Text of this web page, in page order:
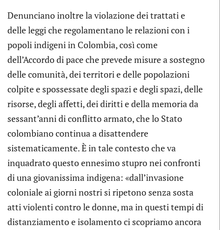
Denunciano inoltre la violazione dei trattati e
delle leggi che regolamentano le relazioni con i
popoli indigeni in Colombia, così come
dell’Accordo di pace che prevede misure a sostegno
delle comunità, dei territori e delle popolazioni
colpite e spossessate degli spazi e degli spazi, delle
risorse, degli affetti, dei diritti e della memoria da
sessant’anni di conflitto armato, che lo Stato
colombiano continua a disattendere
sistematicamente. È in tale contesto che va
inquadrato questo ennesimo stupro nei confronti
di una giovanissima indigena: «dall’invasione
coloniale ai giorni nostri si ripetono senza sosta
atti violenti contro le donne, ma in questi tempi di
distanziamento e isolamento ci scopriamo ancora